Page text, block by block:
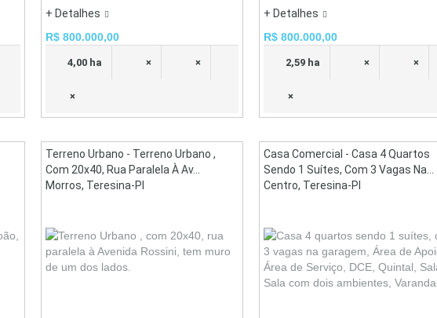
+ Detalhes
R$ 800.000,00
4,00 ha × ×
×
+ Detalhes
R$ 800.000,00
2,59 ha × ×
×
Terreno Urbano - Terreno Urbano ,
Com 20x40, Rua Paralela À Av...
Morros, Teresina-PI
Casa Comercial - Casa 4 Quartos
Sendo 1 Suítes, Com 3 Vagas Na...
Centro, Teresina-PI